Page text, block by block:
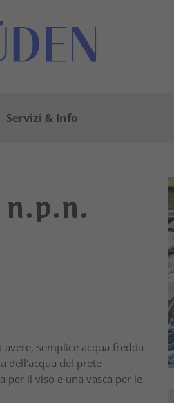
Servizi & Info
semplice acqua fredda
dell'acqua del prete
per il viso e una vasca per le